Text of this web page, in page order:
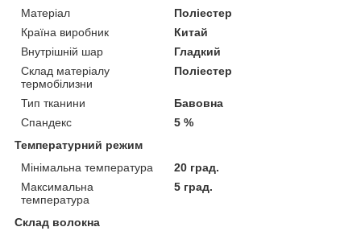
Матеріал
Поліестер
Країна виробник
Китай
Внутрішній шар
Гладкий
Склад матеріалу
термобілизни
Поліестер
Тип тканини
Бавовна
Спандекс
5 %
Температурний режим
Мінімальна температура
20 град.
Максимальна
температура
5 град.
Склад волокна